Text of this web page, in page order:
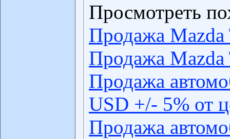
Просмотреть
Продажа Mazda
Продажа Mazda
Продажа
USD +/- 5% от
Продажа